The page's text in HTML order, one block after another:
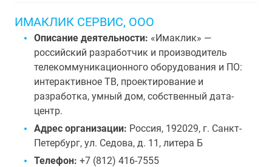
ИМАКЛИК СЕРВИС, ООО
Описание деятельности: «Имаклик» —
российский разработчик и производитель
телекоммуникационного оборудования и ПО:
интерактивное ТВ, проектирование и
разработка, умный дом, собственный дата-
центр.
Адрес организации: Россия, 192029, г. Санкт-
Петербург, ул. Седова, д. 11, литера Б
Телефон: +7 (812) 416-7555